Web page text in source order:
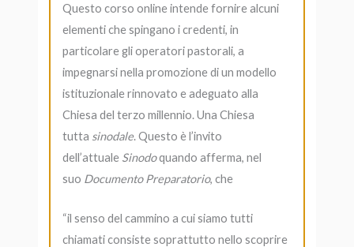
Questo corso online intende fornire alcuni
elementi che spingano i credenti, in
particolare gli operatori pastorali, a
impegnarsi nella promozione di un modello
istituzionale rinnovato e adeguato alla
Chiesa del terzo millennio. Una Chiesa
tutta sinodale. Questo è l’invito
dell’attuale Sinodoquando afferma, nel
suo Documento Preparatorio, che
“il senso del cammino a cui siamo tutti
chiamati consiste soprattutto nello scoprire